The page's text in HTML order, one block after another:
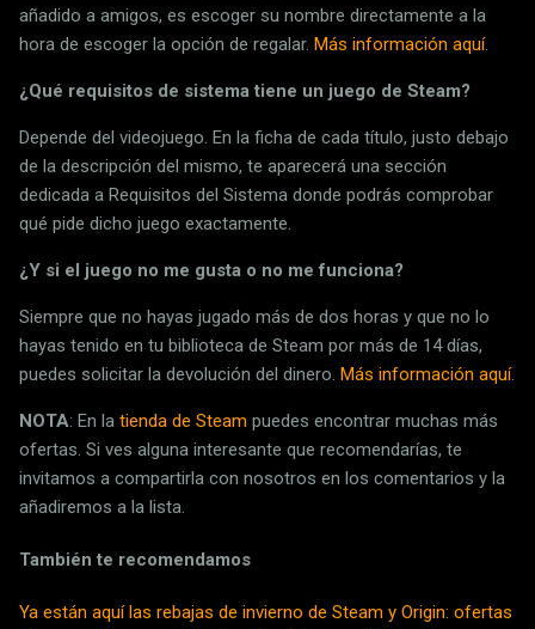
añadido a amigos, es escoger su nombre directamente a la
hora de escoger la opción de regalar. Más información aquí.
¿Qué requisitos de sistema tiene un juego de Steam?
Depende del videojuego. En la ficha de cada título, justo debajo
de la descripción del mismo, te aparecerá una sección
dedicada a Requisitos del Sistema donde podrás comprobar
qué pide dicho juego exactamente.
¿Y si el juego no me gusta o no me funciona?
Siempre que no hayas jugado más de dos horas y que no lo
hayas tenido en tu biblioteca de Steam por más de 14 días,
puedes solicitar la devolución del dinero. Más información aquí.
NOTA: En la tienda de Steam puedes encontrar muchas más
ofertas. Si ves alguna interesante que recomendarías, te
invitamos a compartirla con nosotros en los comentarios y la
añadiremos a la lista.
También te recomendamos
Ya están aquí las rebajas de invierno de Steam y Origin: ofertas